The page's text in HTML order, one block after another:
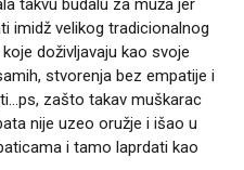
takvu budalu za muža jer
imidž velikog tradicionalnog
doživljavaju kao svoje
stvorenja bez empatije i
zašto takav muškarac
nije uzeo oružje i išao u
i tamo laprdati kao